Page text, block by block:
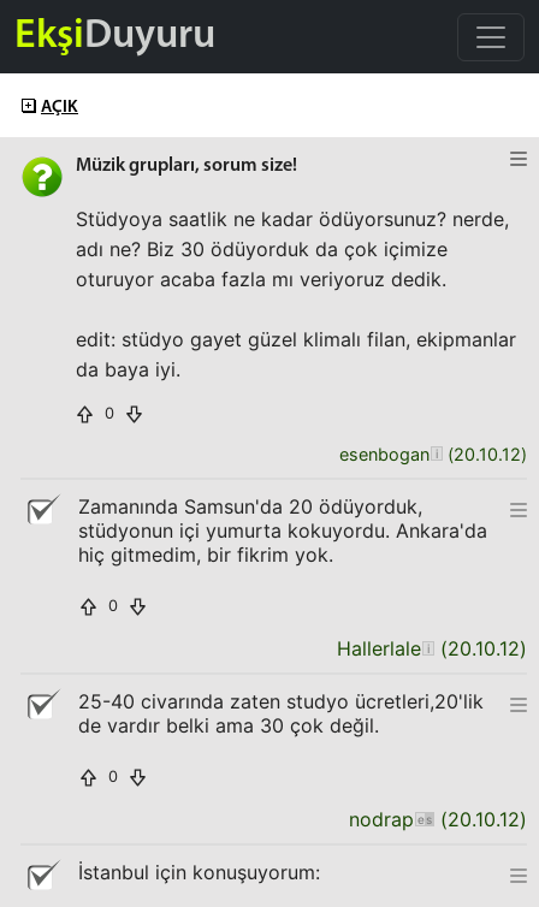
EkşiDuyuru
AÇIK
Müzik grupları, sorum size!
Stüdyoya saatlik ne kadar ödüyorsunuz? nerde,
adı ne? Biz 30 ödüyorduk da çok içimize
oturuyor acaba fazla mı veriyoruz dedik.
edit: stüdyo gayet güzel klimalı filan, ekipmanlar
da baya iyi.
0
esenbogan (20.10.12)
Zamanında Samsun'da 20 ödüyorduk,
stüdyonun içi yumurta kokuyordu. Ankara'da
hiç gitmedim, bir fikrim yok.
0
Hallerlale (20.10.12)
25-40 civarında zaten studyo ücretleri,20'lik
de vardır belki ama 30 çok değil.
0
nodrap (20.10.12)
İstanbul için konuşuyorum: